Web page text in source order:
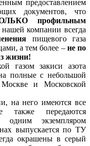
предоставлением
документов, что
профильным
компании всегда
пищевого газа
а тем более – не по
жизни!
газом закиси азота
полные с небольшой
и Московской
на него имеются все
также передаются
экземпляром
выпускается по ТУ
окрашены в серый